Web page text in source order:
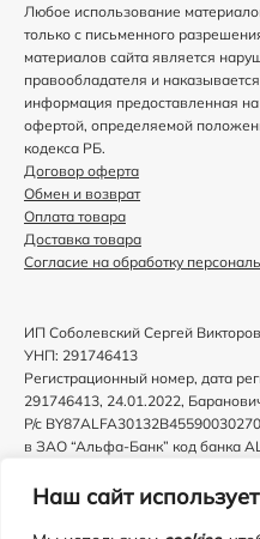
Наш сайт
Любое использование
только с письменного
материалов сайта является
правообладателя и
информация предоставленная
офертой, определяемой
кодекса РБ.
Договор оферта
Обмен и возврат
Оплата товара
Доставка товара
Согласие на обработку
ИП Соболевский Сергей
УНП: 291746413
Регистрационный номер, дата
291746413, 24.01.2022,
Р/с
в ЗАО “Альфа-Банк” код банка
область обл., г. Барановичи, ул.
В торговом реестре с 30.12.2024.